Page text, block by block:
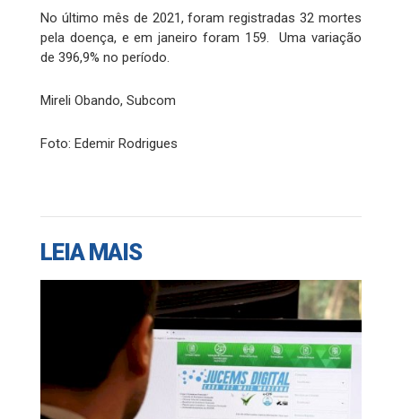
No último mês de 2021, foram registradas 32 mortes
pela doença, e em janeiro foram 159. Uma variação
de 396,9% no período.
Mireli Obando, Subcom
Foto: Edemir Rodrigues
LEIA MAIS